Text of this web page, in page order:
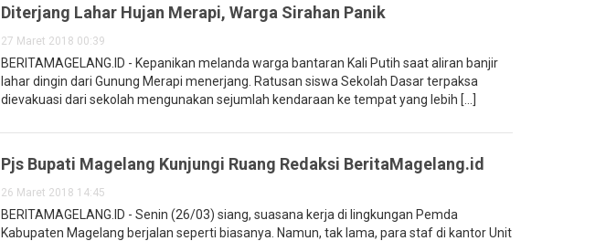
Diterjang Lahar Hujan Merapi, Warga Sirahan Panik
27 Maret 2018 00:39
BERITAMAGELANG.ID - Kepanikan melanda warga bantaran Kali Putih saat aliran banjir
lahar dingin dari Gunung Merapi menerjang. Ratusan siswa Sekolah Dasar terpaksa
dievakuasi dari sekolah mengunakan sejumlah kendaraan ke tempat yang lebih [...]
Pjs Bupati Magelang Kunjungi Ruang Redaksi BeritaMagelang.id
26 Maret 2018 14:45
BERITAMAGELANG.ID - Senin (26/03) siang, suasana kerja di lingkungan Pemda
Kabupaten Magelang berjalan seperti biasanya. Namun, tak lama, para staf di kantor Unit